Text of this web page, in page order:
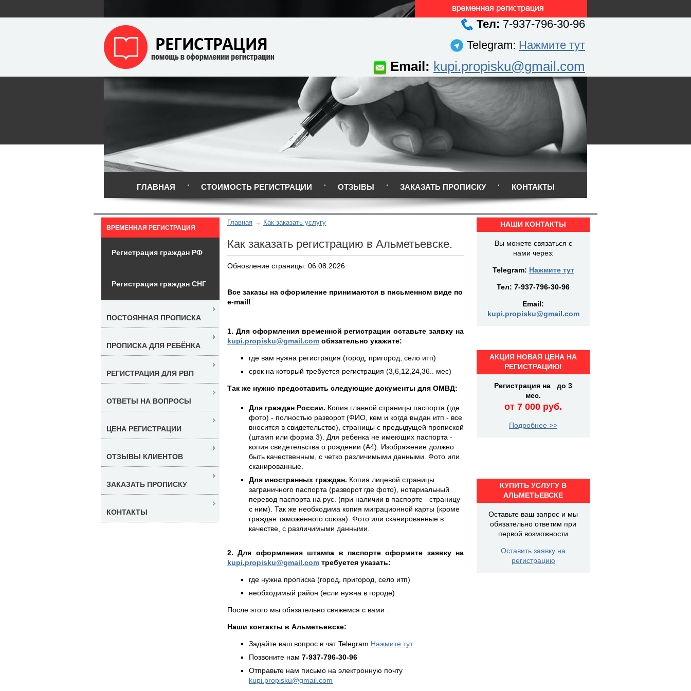
Тел: 7-937-796-30-96
Telegram: Нажмите тут
Email: kupi.propisku@gmail.com
ГЛАВНАЯ СТОИМОСТЬ РЕГИСТРАЦИИ ОТЗЫВЫ ЗАКАЗАТЬ ПРОПИСКУ КОНТАКТЫ
Главная Как заказать услугу
Как заказать регистрацию в Альметьевске.
Обновление страницы: 06.08.2026
Все заказы на оформление принимаются в письменном виде по
e-mail!
1. Для оформления временной регистрации оставьте заявку на
kupi.propisku@gmail.com обязательно укажите:
где вам нужна регистрация (город, пригород, село итп)
срок на который требуется регистрация (3,6,12,24,36.. мес)
Так же нужно предоставить следующие документы для ОМВД:
Для граждан России. Копия главной страницы паспорта (где
фото) - полностью разворот (ФИО, кем и когда выдан итп - все
вносится в свидетельство), страницы с предыдущей пропиской
(штамп или форма 3). Для ребенка не имеющих паспорта -
копия свидетельства о рождении (А4). Изображение должно
быть качественным, с четко различимыми данными. Фото или
сканированные.
Для иностранных граждан. Копия лицевой страницы
заграничного паспорта (разворот где фото), нотариальный
перевод паспорта на рус. (при наличии в паспорте - страницу
с ним). Так же необходима копия миграционной карты (кроме
граждан таможенного союза). Фото или сканированные в
качестве, с различимыми данными.
2. Для оформления штампа в паспорте оформите заявку на
kupi.propisku@gmail.com требуется указать:
где нужна прописка (город, пригород, село итп)
необходимый район (если нужна в городе)
После этого мы обязательно свяжемся с вами .
Наши контакты в Альметьевске:
Задайте ваш вопрос в чат Telegram Нажмите тут
Позвоните нам 7-937-796-30-96
Отправьте нам письмо на электронную почту
kupi.propisku@gmail.com
ВРЕМЕННАЯ РЕГИСТРАЦИЯ
Регистрация граждан РФ
Регистрация граждан СНГ
ПОСТОЯННАЯ ПРОПИСКА
ПРОПИСКА ДЛЯ РЕБЁНКА
РЕГИСТРАЦИЯ ДЛЯ РВП
ОТВЕТЫ НА ВОПРОСЫ
ЦЕНА РЕГИСТРАЦИИ
ОТЗЫВЫ КЛИЕНТОВ
ЗАКАЗАТЬ ПРОПИСКУ
КОНТАКТЫ
НАШИ КОНТАКТЫ
Вы можете связаться с
нами через:
Telegram: Нажмите тут
Тел: 7-937-796-30-96
Email:
kupi.propisku@gmail.com
АКЦИЯ НОВАЯ ЦЕНА НА
РЕГИСТРАЦИЮ!
Регистрация на до 3
мес.
от 7 000 руб.
Подробнее >>
КУПИТЬ УСЛУГУ В
АЛЬМЕТЬЕВСКЕ
Оставьте ваш запрос и мы
обязательно ответим при
первой возможности
Оставить заявку на
регистрацию